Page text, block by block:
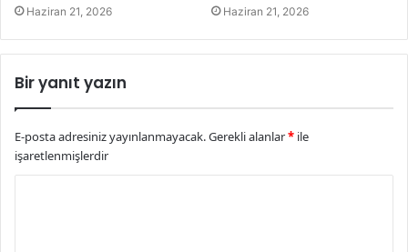
Haziran 21, 2026 Haziran 21, 2026
Bir yanıt yazın
E-posta adresiniz yayınlanmayacak.Gerekli alanlar* ile
işaretlenmişlerdir